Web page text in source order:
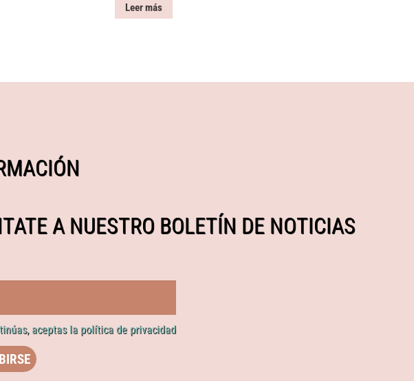
Leer más
A NUESTRO BOLETÍN DE NOTICIAS
aceptas la política de privacidad